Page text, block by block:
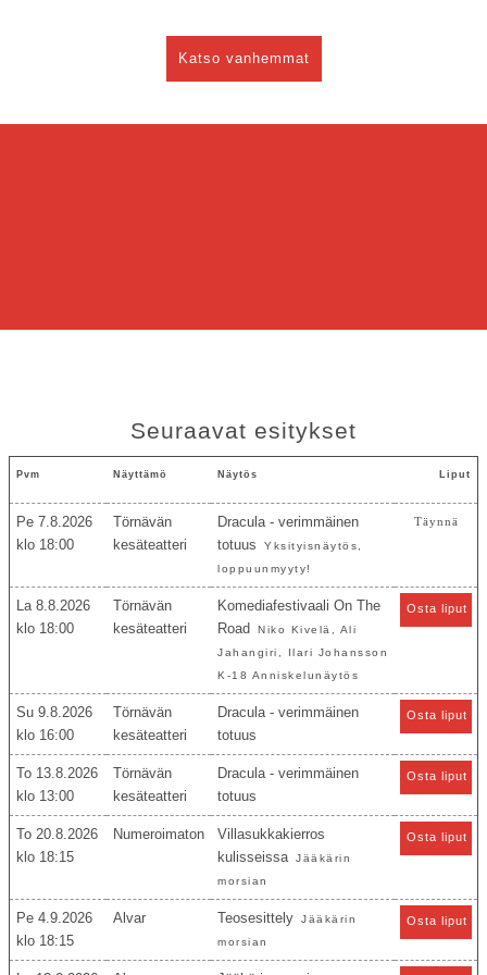
Katso vanhemmat
Seuraavat esitykset
Pvm Näyttämö Näytös Liput
Pe 7.8.2026
18:00
Törnävän
kesäteatteri
Dracula - verimmäinen
totuus
Yksityisnäytös,
loppuunmyyty!
Täynnä
La 8.8.2026
18:00
Törnävän
kesäteatteri
Komediafestivaali On The
Road
Niko Kivelä, Ali
Jahangiri, Ilari Johansson
K-18 Anniskelunäytös
Osta liput
Su 9.8.2026
16:00
Törnävän
kesäteatteri
Dracula - verimmäinen
totuus
Osta liput
To 13.8.2026
13:00
Törnävän
kesäteatteri
Dracula - verimmäinen
totuus
Osta liput
To 20.8.2026
18:15
Numeroimaton
Villasukkakierros
kulisseissa
Jääkärin
morsian
Osta liput
Pe 4.9.2026
18:15
Alvar Teosesittely
Jääkärin
morsian
Osta liput